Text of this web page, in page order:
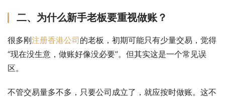
二、为什么新手老板要重视做账？
很多刚注册香港公司的老板，初期可能只有少量交易，觉得
“现在没生意，做账好像没必要”。但其实这是一个常见误
区。
不管交易量多不多，只要公司成立了，就应按时做账。这不